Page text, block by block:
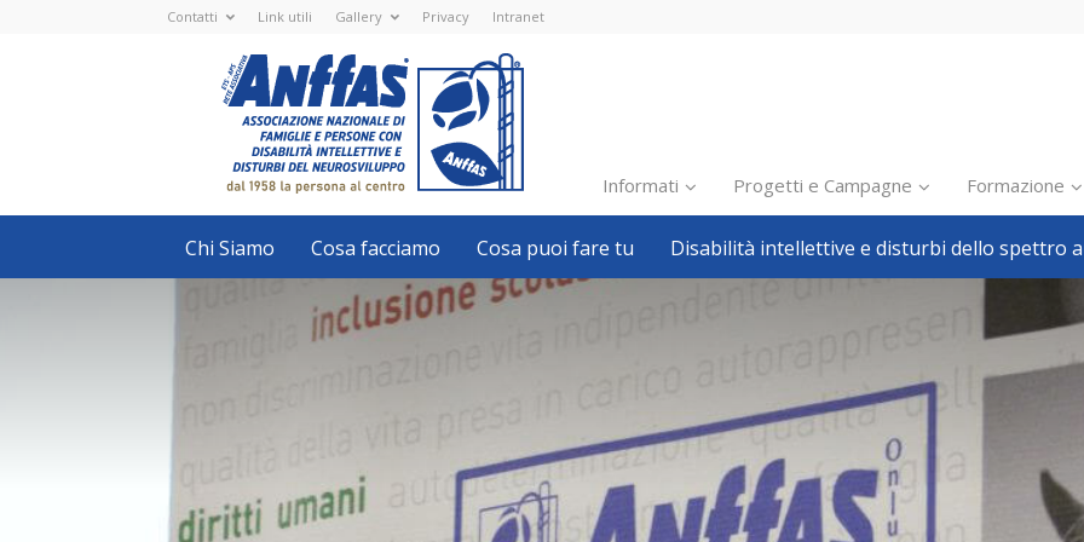
Contatti Link utili Gallery Privacy Intranet
Nazionale
ETS
-
APS
Associazione
Nazionale
di
Famiglie
e
con
disabilità
intellettive
neurosviluppo
Informati
Inclusione scolastica
Inclusione lavorativa
Politiche sociali
Pillole
Formazione
Avvisi, bandi
Welfare locale
Progetti e Campagne Formazione
Chi Siamo Cosa facciamo Cosa puoi fare tu Disabilità intellettive e disturbi dello spettro